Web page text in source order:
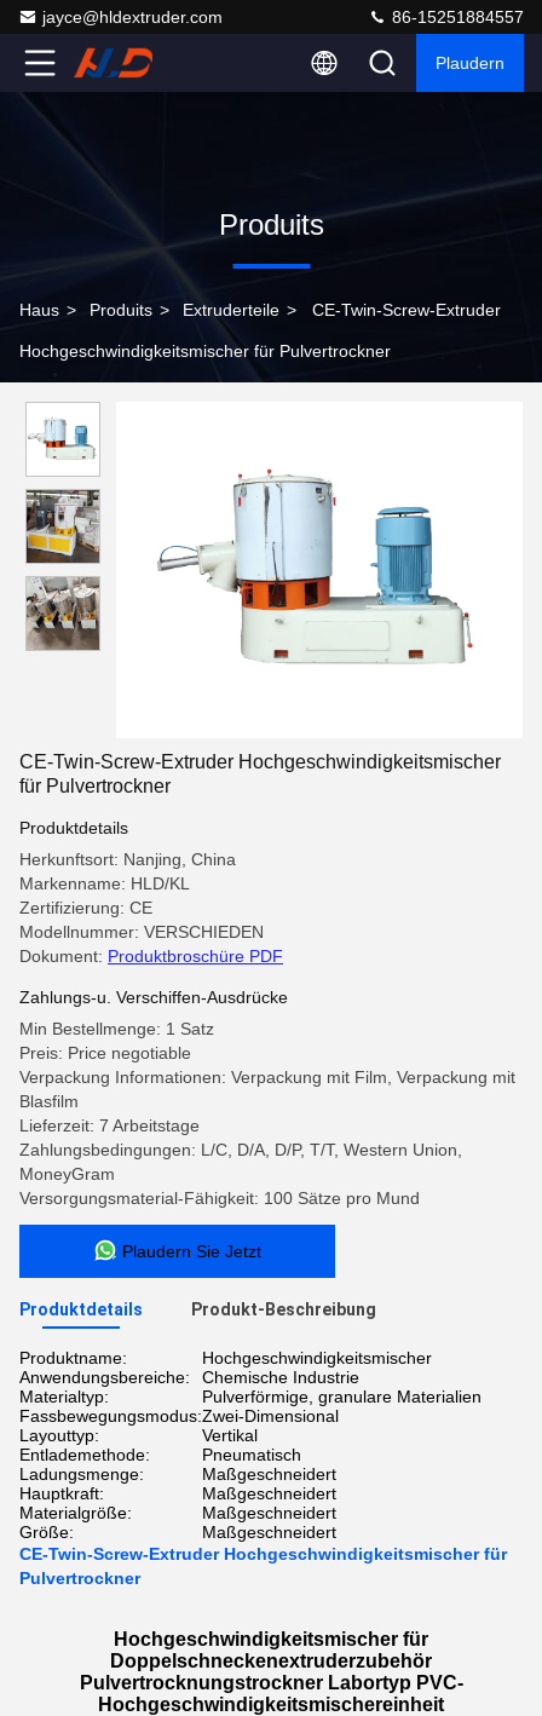
jayce@hldextruder.com 86-15251884557
Plaudern
Produits
Haus > Produits > Extruderteile > CE-Twin-Screw-Extruder
Hochgeschwindigkeitsmischer für Pulvertrockner
CE-Twin-Screw-Extruder Hochgeschwindigkeitsmischer
für Pulvertrockner
Produktdetails
Herkunftsort: Nanjing, China
Markenname: HLD/KL
Zertifizierung: CE
Modellnummer: VERSCHIEDEN
Dokument: Produktbroschüre PDF
Zahlungs-u. Verschiffen-Ausdrücke
Min Bestellmenge: 1 Satz
Preis: Price negotiable
Verpackung Informationen: Verpackung mit Film, Verpackung mit
Blasfilm
Lieferzeit: 7 Arbeitstage
Zahlungsbedingungen: L/C, D/A, D/P, T/T, Western Union,
MoneyGram
Versorgungsmaterial-Fähigkeit: 100 Sätze pro Mund
Plaudern Sie Jetzt
Produktdetails Produkt-Beschreibung
Produktname:
Hochgeschwindigkeitsmischer
Anwendungsbereiche:
Chemische Industrie
Materialtyp:
Pulverförmige, granulare Materialien
Fassbewegungsmodus:Zwei-Dimensional
Layouttyp:
Vertikal
Entlademethode:
Pneumatisch
Ladungsmenge:
Maßgeschneidert
Hauptkraft:
Maßgeschneidert
Materialgröße:
Maßgeschneidert
Größe:
Maßgeschneidert
CE-Twin-Screw-Extruder Hochgeschwindigkeitsmischer für
Pulvertrockner
Hochgeschwindigkeitsmischer für
Doppelschneckenextruderzubehör
Pulvertrocknungstrockner Labortyp PVC-
Hochgeschwindigkeitsmischereinheit